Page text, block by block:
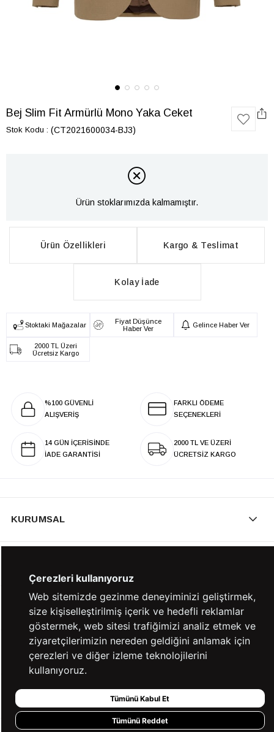
Bej Slim Fit Armürlü Mono Yaka Ceket
Stok Kodu (CT2021600034-BJ3)
Ürün stoklarımızda kalmamıştır.
Ürün Özellikleri Kargo & Teslimat
Kolay İade
Stoktaki Mağazalar
Fiyat Düşünce
Haber Ver
Gelince Haber Ver
2000 TL Üzeri
Ücretsiz Kargo
%100 GÜVENLİ
ALIŞVERİŞ
FARKLI ÖDEME
SEÇENEKLERİ
14 GÜN İÇERİSİNDE
İADE GARANTİSİ
2000 TL VE ÜZERİ
ÜCRETSİZ KARGO
KURUMSAL
YARDIM
BİZE ULAŞIN
HIZLI ERİŞİM
Çerezleri kullanıyoruz
Web sitemizde gezinme deneyiminizi geliştirmek,
size kişiselleştirilmiş içerik ve hedefli reklamlar
göstermek, web sitesi trafiğimizi analiz etmek ve
ziyaretçilerimizin nereden geldiğini anlamak için
çerezleri ve diğer izleme teknolojilerini
kullanıyoruz.
Tümünü Kabul Et
Tümünü Reddet